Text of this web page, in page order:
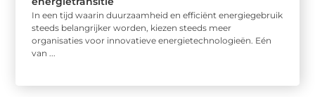
In een tijd waarin duurzaamheid en efficiënt energiegebruik
steeds belangrijker worden, kiezen steeds meer
organisaties voor innovatieve energietechnologieën. Eén
van ...